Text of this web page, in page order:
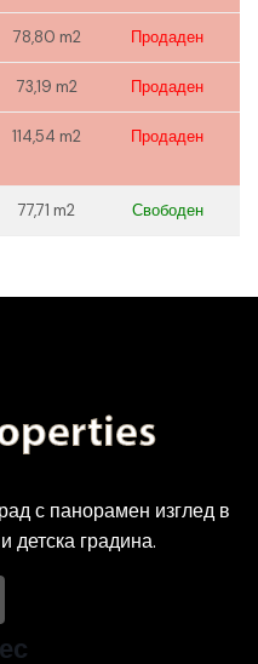
78,80 m2 Продаден
73,19 m2 Продаден
114,54 m2 Продаден
77,71 m2 Свободен
с панорамен изглед в
детска градина.